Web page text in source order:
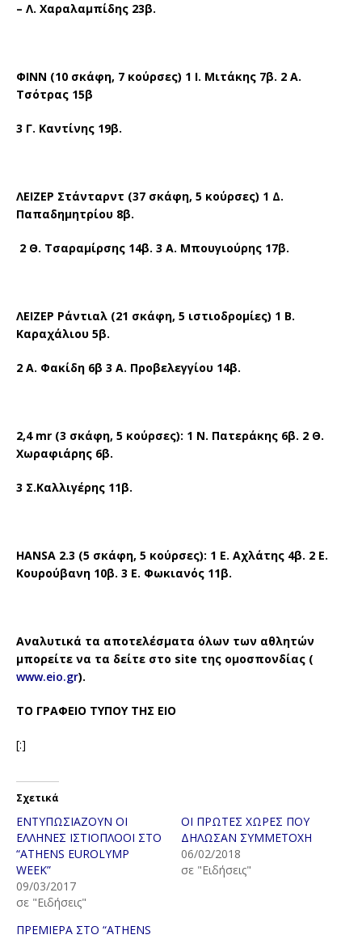
– Λ. Χαραλαμπίδης 23β.
ΦΙΝΝ (10 σκάφη, 7 κούρσες) 1 Ι. Μιτάκης 7β. 2 Α.
Τσότρας 15β
3 Γ. Καντίνης 19β.
ΛΕΙΖΕΡ Στάνταρντ (37 σκάφη, 5 κούρσες) 1 Δ.
Παπαδημητρίου 8β.
2 Θ. Τσαραμίρσης 14β. 3 Α. Μπουγιούρης 17β.
ΛΕΙΖΕΡ Ράντιαλ (21 σκάφη, 5 ιστιοδρομίες) 1 Β.
Καραχάλιου 5β.
2 Α. Φακίδη 6β 3 Α. Προβελεγγίου 14β.
2,4 mr (3 σκάφη, 5 κούρσες): 1 Ν. Πατεράκης 6β. 2 Θ.
Χωραφιάρης 6β.
3 Σ.Καλλιγέρης 11β.
HANSA 2.3 (5 σκάφη, 5 κούρσες): 1 Ε. Αχλάτης 4β. 2 Ε.
Κουρούβανη 10β. 3 Ε. Φωκιανός 11β.
Αναλυτικά τα αποτελέσματα όλων των αθλητών
μπορείτε να τα δείτε στο site της ομοσπονδίας (
www.eio.gr).
ΤΟ ΓΡΑΦΕΙΟ ΤΥΠΟΥ ΤΗΣ ΕΙΟ
[:]
Σχετικά
ΕΝΤΥΠΩΣΙΑΖΟΥΝ ΟΙ
ΕΛΛΗΝΕΣ ΙΣΤΙΟΠΛΟΟΙ ΣΤΟ
“ATHENS EUROLYMP
WEEK”
09/03/2017
σε "Ειδήσεις"
ΟΙ ΠΡΩΤΕΣ ΧΩΡΕΣ ΠΟΥ
ΔΗΛΩΣΑΝ ΣΥΜΜΕΤΟΧΗ
06/02/2018
σε "Ειδήσεις"
ΠΡΕΜΙΕΡΑ ΣΤΟ “ATHENS